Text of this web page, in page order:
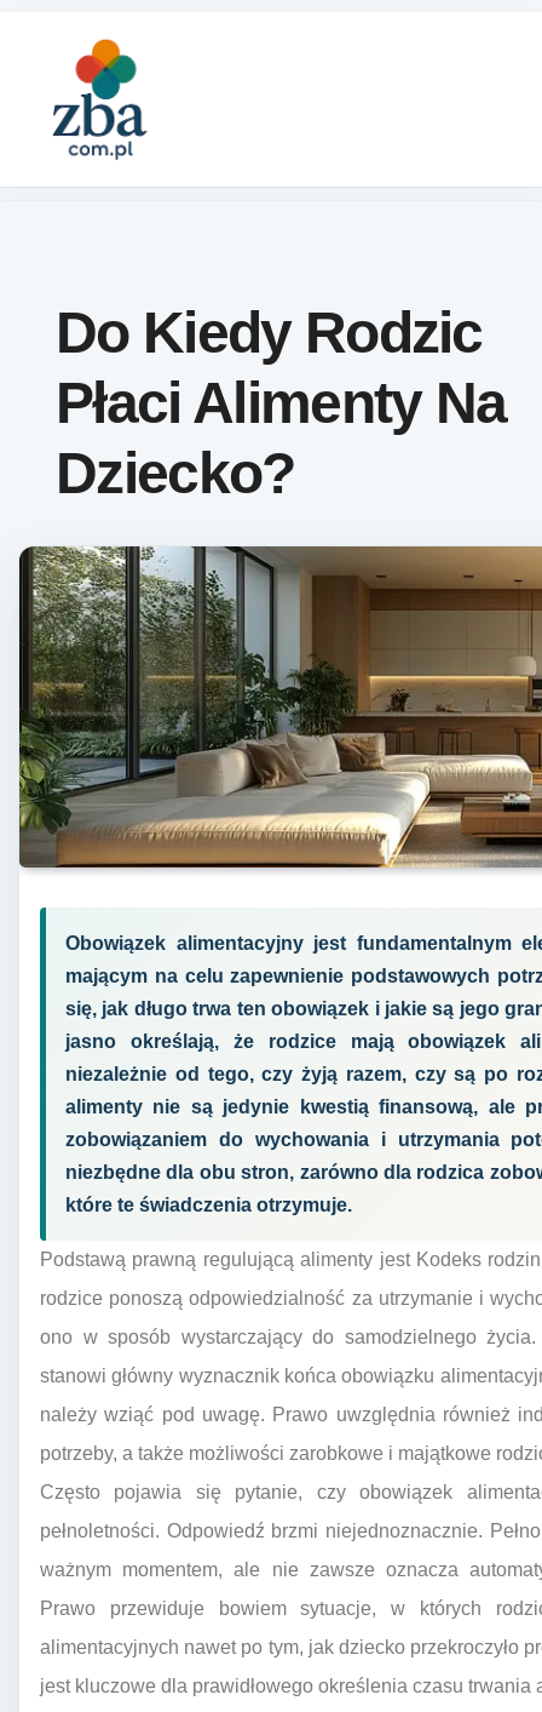
Do Kiedy Rodzic
Płaci Alimenty Na
Dziecko?
Obowiązek alimentacyjny jest fundamentalnym
mającym na celu zapewnienie podstawowych
się, jak długo trwa ten obowiązek i jakie są jego
jasno określają, że rodzice mają obowiązek
niezależnie od tego, czy żyją razem, czy są po
alimenty nie są jedynie kwestią finansową, ale
zobowiązaniem do wychowania i utrzymania
niezbędne dla obu stron, zarówno dla rodzica
które te świadczenia otrzymuje.
Podstawą prawną regulującą alimenty jest Kodeks
rodzice ponoszą odpowiedzialność za utrzymanie i
ono w sposób wystarczający do samodzielnego
stanowi główny wyznacznik końca obowiązku
należy wziąć pod uwagę. Prawo uwzględnia również
potrzeby, a także możliwości zarobkowe i majątkowe
Często pojawia się pytanie, czy obowiązek
pełnoletności. Odpowiedź brzmi niejednoznacznie.
ważnym momentem, ale nie zawsze oznacza
Prawo przewiduje bowiem sytuacje, w których
alimentacyjnych nawet po tym, jak dziecko przekroczyło
jest kluczowe dla prawidłowego określenia czasu trwania